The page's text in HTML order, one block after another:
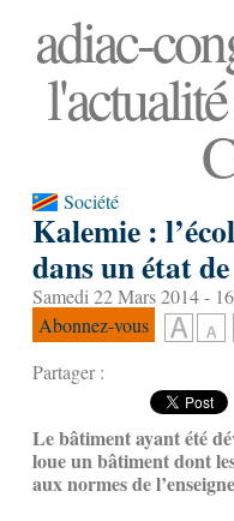
adiac-
Société
Kalemie :
dans un état
Samedi 22 Mars 2014 -
Abonnez-vous
Partager :
Le bâtiment ayant été
loue un bâtiment dont
aux normes de